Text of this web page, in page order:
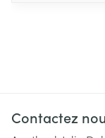
Contactez